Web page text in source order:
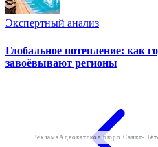
Экспертный анализ
Глобальное потепление: как
завоёвывают регионы
Реклама Адвокатское бюро Санкт-